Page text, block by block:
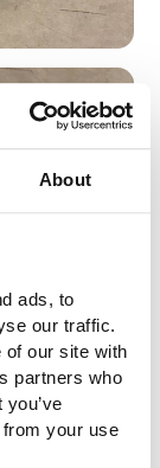
About
ads, to
our traffic.
of our site with
partners who
your use